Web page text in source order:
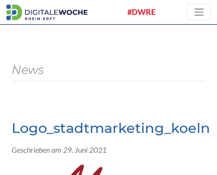
#DWRE
News
Logo_stadtmarketing_koeln
Geschrieben am 29. Juni 2021